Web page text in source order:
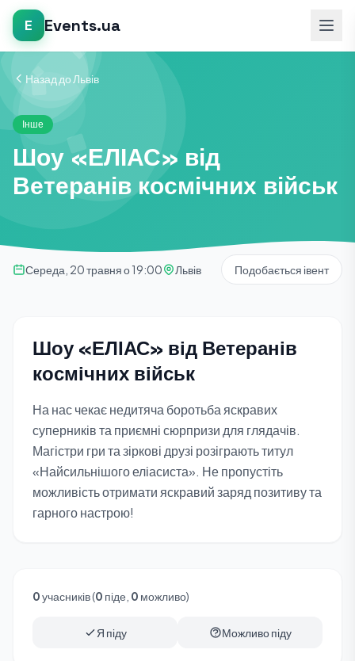
E Events.ua
Назад до Львів
Інше
Шоу «ЕЛІАС» від
Ветеранів космічних військ
Середа, 20 травня о 19:00 Львів Подобається івент
Шоу «ЕЛІАС» від Ветеранів
космічних військ
На нас чекає недитяча боротьба яскравих
суперників та приємні сюрпризи для глядачів.
Магістри гри та зіркові друзі розіграють титул
«Найсильнішого еліасиста». Не пропустіть
можливість отримати яскравий заряд позитиву та
гарного настрою!
0учасників (0 піде, 0 можливо)
Я піду Можливо піду